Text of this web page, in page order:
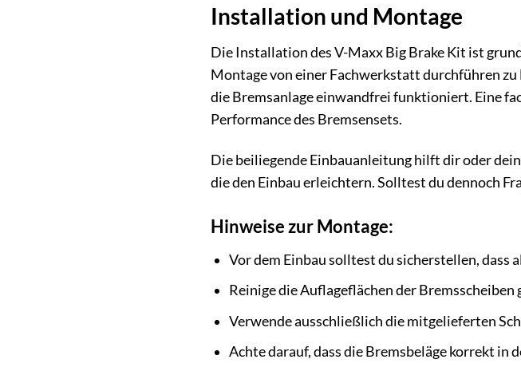
Installation und Montage
Die Installation des V-Maxx Big Brake Kit ist
Montage von einer Fachwerkstatt durchführen
die Bremsanlage einwandfrei funktioniert. Eine
Performance des Bremsensets.
Die beiliegende Einbauanleitung hilft dir oder
die den Einbau erleichtern. Solltest du dennoch
Hinweise zur Montage:
Vor dem Einbau solltest du sicherstellen, dass
Reinige die Auflageflächen der
Verwende ausschließlich die mitgelieferten
Achte darauf, dass die Bremsbeläge korrekt in